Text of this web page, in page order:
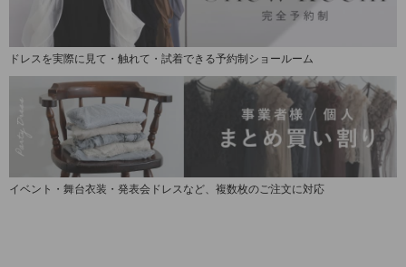
ドレスを実際に見て・触れて・試着できる予約制ショールーム
イベント・舞台衣装・発表会ドレスなど、 複数枚のご注文に対応